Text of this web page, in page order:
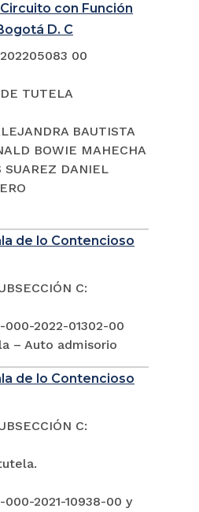
con Función
D. C
00
TUTELA
BAUTISTA
BOWIE MAHECHA
SUAREZ DANIEL
de lo Contencioso
C:
000-2022-01302-00
– Auto admisorio
de lo Contencioso
C:
000-2021-10938-00 y